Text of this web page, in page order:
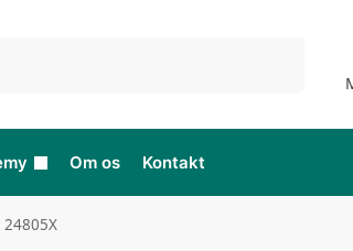
Om os Kontakt
24805X